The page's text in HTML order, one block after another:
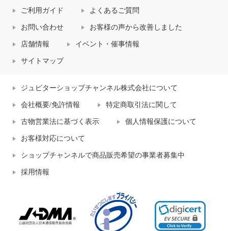
ご利用ガイド よくあるご質問
お問い合わせ お客様の声から改善しました
店舗情報 イベント・催事情報
サイトマップ
ジュピターショップチャンネル株式会社について
会社概要/免許情報 特定商取引法に関して
古物営業法に基づく表示 個人情報保護について
お客様対応について
ショップチャンネルで商品販売希望の事業者募集中
採用情報